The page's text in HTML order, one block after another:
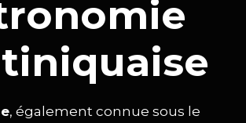
, également connue sous le